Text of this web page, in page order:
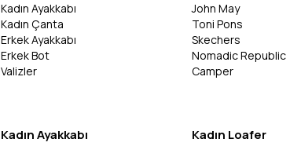
Kadın Ayakkabı
Kadın Çanta
Erkek Ayakkabı
Erkek Bot
Valizler
John May
Toni Pons
Skechers
Nomadic Republic
Camper
Kadın Ayakkabı Kadın Loafer